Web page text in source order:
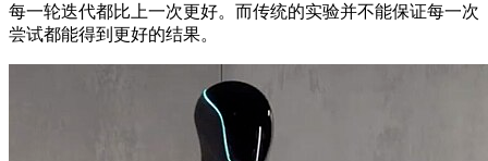
每一轮迭代都比上一次更好。而传统的实验并不能保证每一次
尝试都能得到更好的结果。